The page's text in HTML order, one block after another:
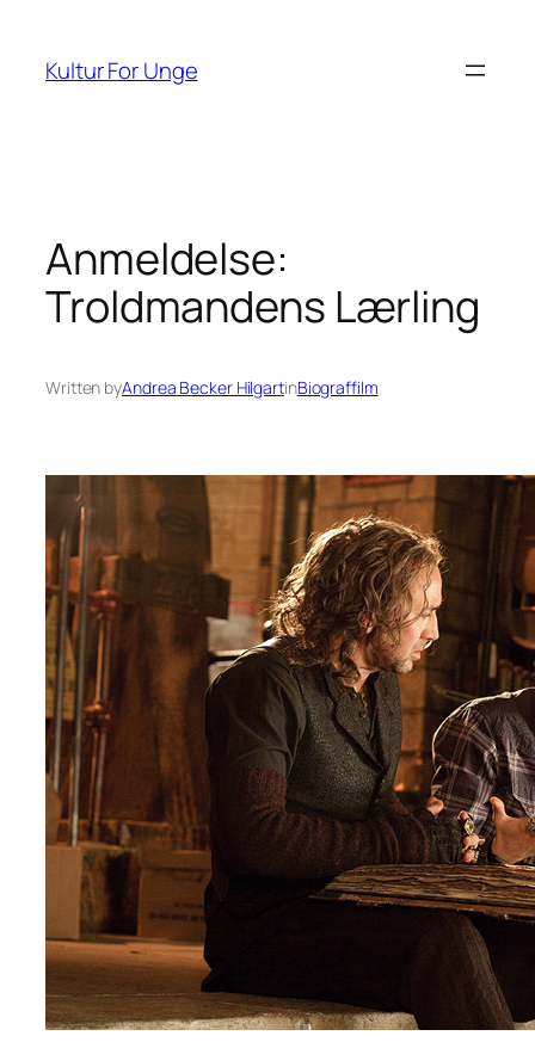
indhold
Kultur For Unge
Anmeldelse:
Troldmandens Lærling
Written byAndrea Becker HilgartinBiograffilm